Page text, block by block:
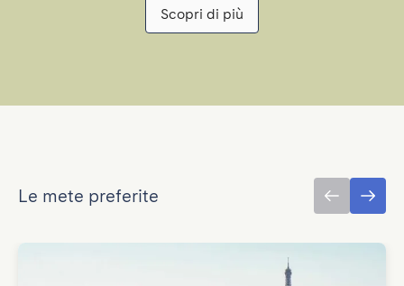
Scopri di più
Le mete preferite